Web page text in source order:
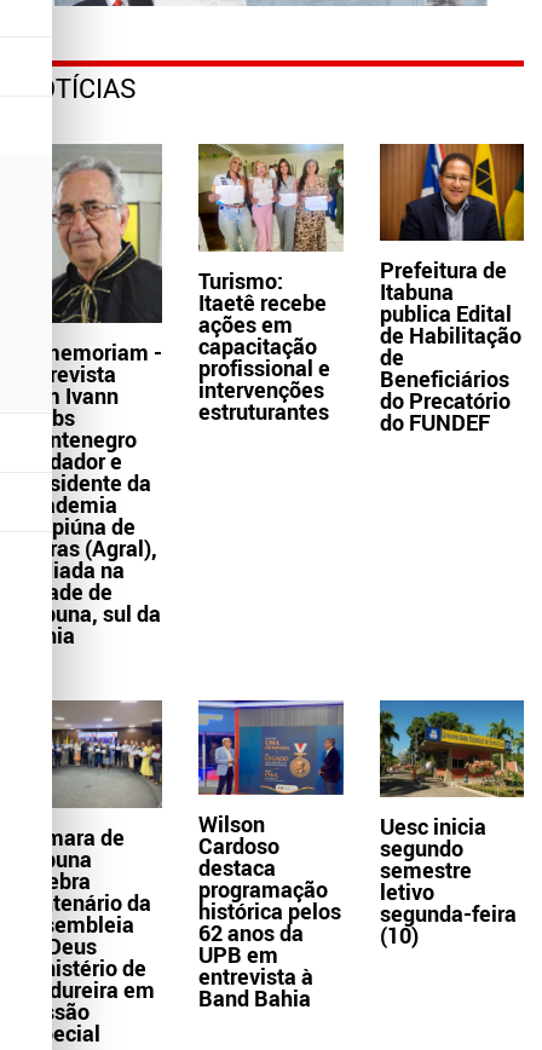
NOTÍCIAS
In memoriam -
Entrevista
com Ivann
Krebs
Montenegro
fundador e
presidente da
Academia
Grapiúna de
Letras (Agral),
sediada na
cidade de
Itabuna, sul da
Bahia
Turismo:
Itaetê recebe
ações em
capacitação
profissional e
intervenções
estruturantes
Prefeitura de
Itabuna
publica Edital
de Habilitação
de
Beneficiários
do Precatório
do FUNDEF
Câmara de
Itabuna
celebra
centenário da
Assembleia
de Deus
Ministério de
Madureira em
Sessão
Especial
Wilson
Cardoso
destaca
programação
histórica pelos
62 anos da
UPB em
entrevista à
Band Bahia
Uesc inicia
segundo
semestre
letivo
segunda-feira
(10)